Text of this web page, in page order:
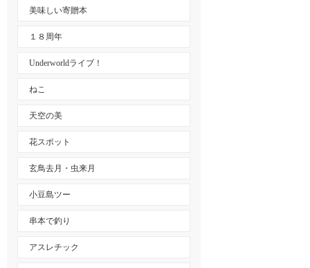
美味しい寄贈本
１８周年
Underworldライブ！
ねこ
天空の美
花スポット
玄鳥去月・虫来月
小豆島ツー
串本で釣り
アスレチック